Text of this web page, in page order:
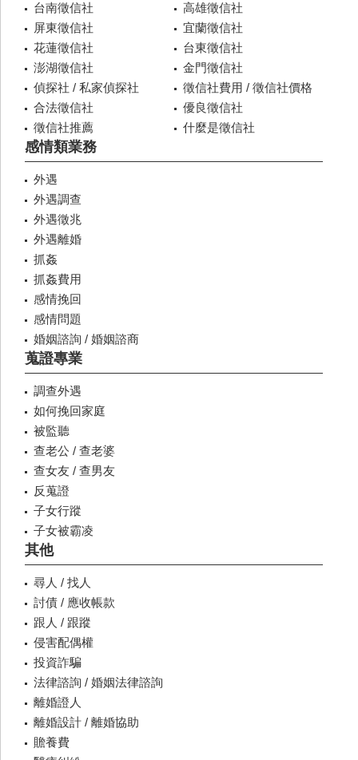
台南徵信社
高雄徵信社
屏東徵信社
宜蘭徵信社
花蓮徵信社
台東徵信社
澎湖徵信社
金門徵信社
偵探社 / 私家偵探社
徵信社費用 / 徵信社價格
合法徵信社
優良徵信社
徵信社推薦
什麼是徵信社
感情類業務
外遇
外遇調查
外遇徵兆
外遇離婚
抓姦
抓姦費用
感情挽回
感情問題
婚姻諮詢 / 婚姻諮商
蒐證專業
調查外遇
如何挽回家庭
被監聽
查老公 / 查老婆
查女友 / 查男友
反蒐證
子女行蹤
子女被霸凌
其他
尋人 / 找人
討債 / 應收帳款
跟人 / 跟蹤
侵害配偶權
投資詐騙
法律諮詢 / 婚姻法律諮詢
離婚證人
離婚設計 / 離婚協助
贍養費